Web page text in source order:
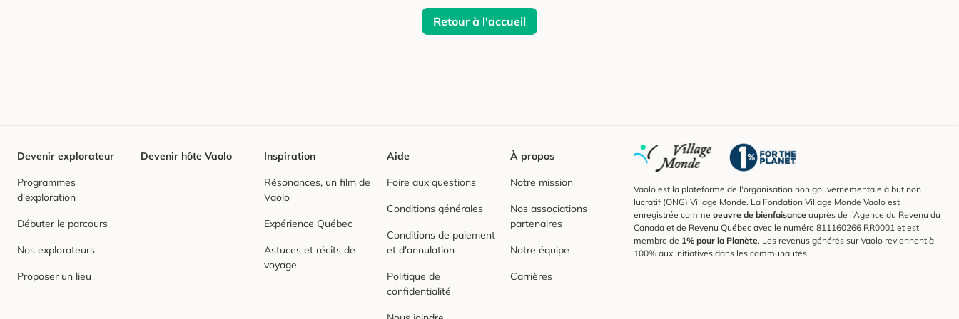
Retour à l'accueil
Devenir explorateur
Programmes
d'exploration
Débuter le parcours
Nos explorateurs
Proposer un lieu
Devenir hôte Vaolo Inspiration
Résonances, un film de
Vaolo
Expérience Québec
Astuces et récits de
voyage
Aide
Foire aux questions
Conditions générales
Conditions de paiement
et d'annulation
Politique de
confidentialité
À propos
Notre mission
Nos associations
partenaires
Notre équipe
Carrières
Vaolo est la plateforme de l'organisation non gouvernementale à but non
lucratif (ONG) Village Monde. La Fondation Village Monde Vaolo est
enregistrée comme oeuvre de bienfaisance auprès de l’Agence du Revenu du
Canada et de Revenu Québec avec le numéro 811160266 RR0001 et est
membre de 1% pour la Planète. Les revenus générés sur Vaolo reviennent à
100% aux initiatives dans les communautés.